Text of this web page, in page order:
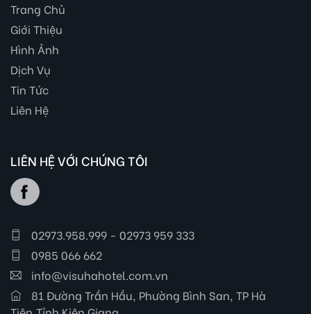
Trang Chủ
Giới Thiệu
Hình Ảnh
Dịch Vụ
Tin Tức
Liên Hệ
LIÊN HỆ VỚI CHÚNG TÔI
02973.958.999 - 02973 959 333
0985 066 662
info@visuhahotel.com.vn
81 Đường Trần Hầu, Phường Bình San, TP Hà